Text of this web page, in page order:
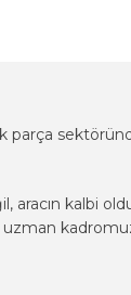
parça
aracın kalbi
parça